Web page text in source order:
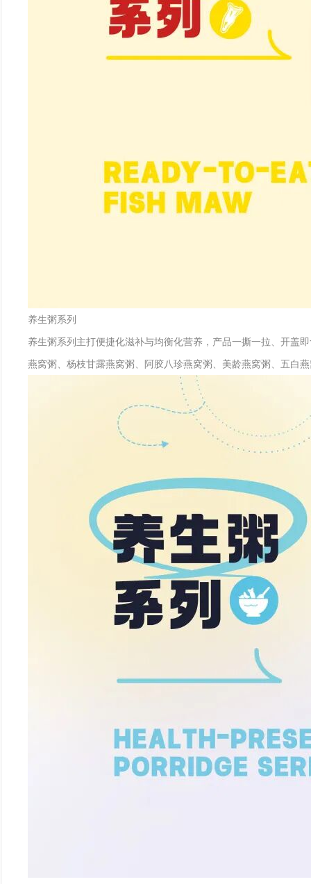
养生粥系列
养生粥系列主打便捷化滋补与均衡化营养，产品一撕一拉、开盖
燕窝粥、杨枝甘露燕窝粥、阿胶八珍燕窝粥、美龄燕窝粥、五白